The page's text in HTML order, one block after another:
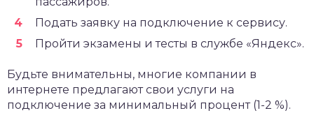
Подать заявку на подключение к сервису.
Пройти экзамены и тесты в службе «Яндекс».
Будьте внимательны, многие компании в
интернете предлагают свои услуги на
подключение за минимальный процент (1-2 %).